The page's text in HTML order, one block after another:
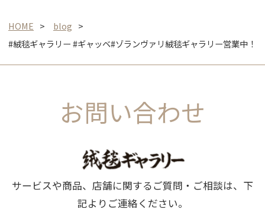
HOME
blog
#絨毯ギャラリー #ギャッベ#ゾランヴァリ絨毯ギャラリー営業中！
お問い合わせ
サービスや商品、店舗に関するご質問・ご相談は、下
記よりご連絡ください。